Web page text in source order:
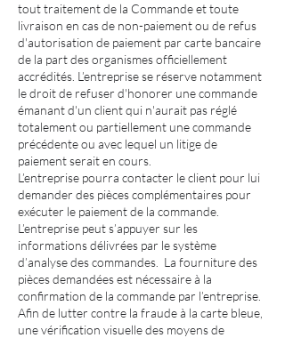
tout traitement de la Commande et toute
livraison en cas de non-paiement ou de refus
d'autorisation de paiement par carte bancaire
de la part des organismes officiellement
accrédités. L’entreprise se réserve notamment
le droit de refuser d'honorer une commande
émanant d'un client qui n'aurait pas réglé
totalement ou partiellement une commande
précédente ou avec lequel un litige de
paiement serait en cours.
L’entreprise pourra contacter le client pour lui
demander des pièces complémentaires pour
exécuter le paiement de la commande.
L’entreprise peut s’appuyer sur les
informations délivrées par le système
d’analyse des commandes. La fourniture des
pièces demandées est nécessaire à la
confirmation de la commande par l’entreprise.
Afin de lutter contre la fraude à la carte bleue,
une vérification visuelle des moyens de